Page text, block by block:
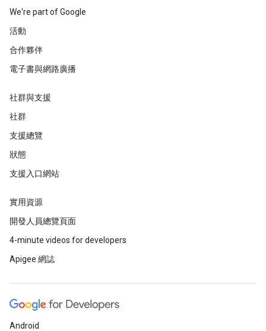
We're part of Google
活動
合作夥伴
電子書與網路廣播
社群與支援
社群
支援總覽
狀態
支援入口網站
實用資源
開發人員總覽頁面
4-minute videos for developers
Apigee 網誌
Android